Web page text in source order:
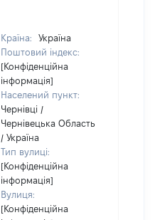
Країна:
Україна
Поштовий індекс:
[Конфіденційна
інформація]
Населений пункт:
Чернівці /
Чернівецька Область
/ Україна
Тип вулиці:
[Конфіденційна
інформація]
Вулиця:
[Конфіденційна